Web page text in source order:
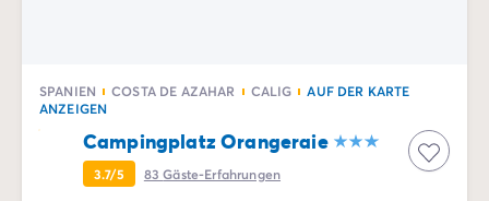
SPANIEN COSTA DE AZAHAR CALIG
AUF DER KARTE
ANZEIGEN
Campingplatz Orangeraie
3.7/5 83Gäste-Erfahrungen